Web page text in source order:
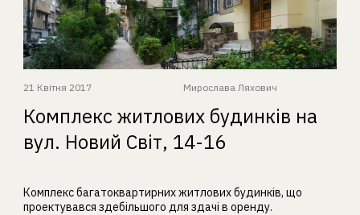
21 Квітня 2017 Мирослава Ляхович
Комплекс житлових будинків на
вул. Новий Світ, 14-16
Комплекс багатоквартирних житлових будинків, що
проектувався здебільшого для здачі в оренду.